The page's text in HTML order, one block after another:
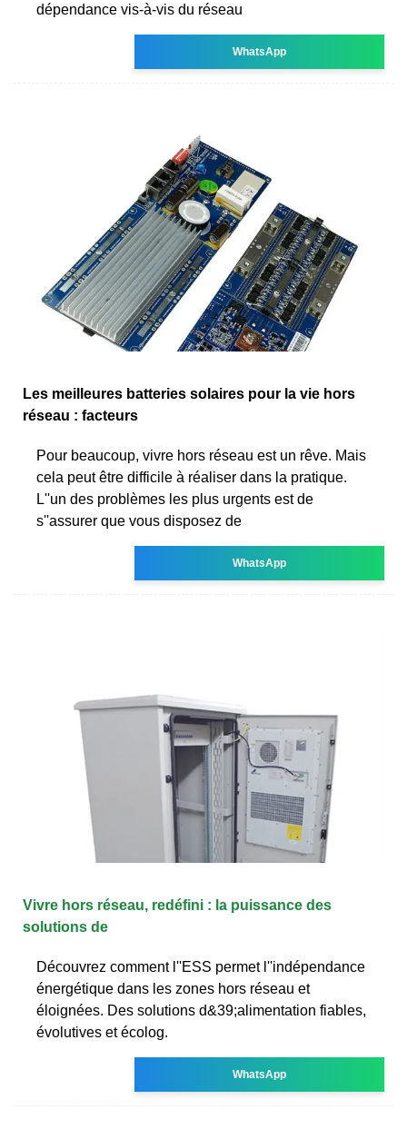
dépendance vis-à-vis du réseau
WhatsApp
Les meilleures batteries solaires pour la vie hors
réseau : facteurs
Pour beaucoup, vivre hors réseau est un rêve. Mais
cela peut être difficile à réaliser dans la pratique.
L''un des problèmes les plus urgents est de
s''assurer que vous disposez de
WhatsApp
Vivre hors réseau, redéfini : la puissance des
solutions de
Découvrez comment l''ESS permet l''indépendance
énergétique dans les zones hors réseau et
éloignées. Des solutions d&39;alimentation fiables,
évolutives et écolog.
WhatsApp